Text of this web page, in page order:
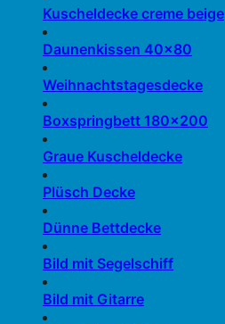
Kuscheldecke creme beige
Daunenkissen 40×80
Weihnachtstagesdecke
Boxspringbett 180×200
Graue Kuscheldecke
Plüsch Decke
Dünne Bettdecke
Bild mit Segelschiff
Bild mit Gitarre